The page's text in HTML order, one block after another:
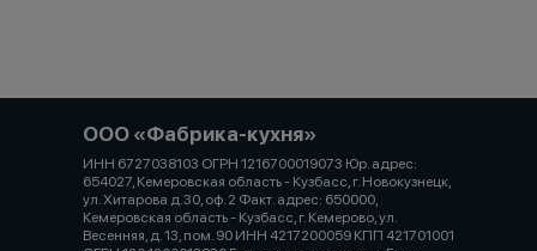
ООО «Фабрика-кухня»
ИНН 6727038103 ОГРН 1216700019073 Юр. адрес:
654027, Кемеровская область - Кузбасс, г. Новокузнецк,
ул. Хитарова д.30, оф. 2 Факт. адрес: 650000,
Кемеровская область - Кузбасс, г. Кемерово, ул.
Весенняя, д. 13, пом. 90 ИНН 4217200059 КПП 421701001